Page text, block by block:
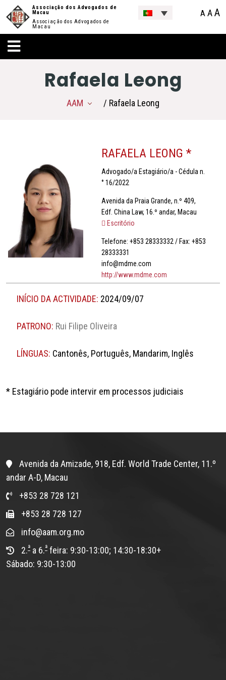
Associação dos Advogados de
Macau
Associação dos Advogados de
Macau
A AA
Rafaela Leong
AAM / Rafaela Leong
RAFAELA LEONG *
Advogado/a Estagiário/a - Cédula n.
° 16/2022
Avenida da Praia Grande, n.º 409,
Edf. China Law, 16.º andar, Macau
Escritório
Telefone: +853 28333332 / Fax: +853
28333331
info@mdme.com
http://www.mdme.com
INÍCIO DA ACTIVIDADE: 2024/09/07
PATRONO: Rui Filipe Oliveira
LÍNGUAS: Cantonês, Português, Mandarim, Inglês
* Estagiário pode intervir em processos judiciais
Avenida da Amizade, 918, Edf. World Trade Center, 11.º
andar A-D, Macau
+853 28 728 121
+853 28 728 127
info@aam.org.mo
2.ª a 6.ª feira: 9:30-13:00; 14:30-18:30+
Sábado: 9:30-13:00